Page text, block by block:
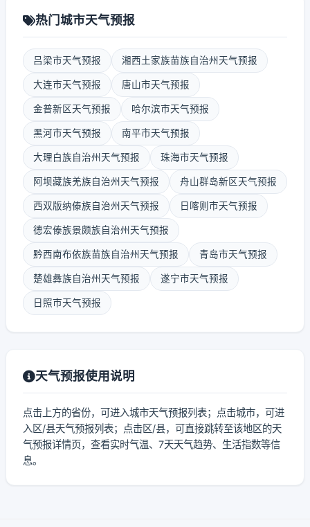
热门城市天气预报
吕梁市天气预报 湘西土家族苗族自治州天气预报
大连市天气预报 唐山市天气预报
金普新区天气预报 哈尔滨市天气预报
黑河市天气预报 南平市天气预报
大理白族自治州天气预报 珠海市天气预报
阿坝藏族羌族自治州天气预报 舟山群岛新区天气预报
西双版纳傣族自治州天气预报 日喀则市天气预报
德宏傣族景颇族自治州天气预报
黔西南布依族苗族自治州天气预报 青岛市天气预报
楚雄彝族自治州天气预报 遂宁市天气预报
日照市天气预报
天气预报使用说明
点击上方的省份，可进入城市天气预报列表；点击城市，可进
入区/县天气预报列表；点击区/县，可直接跳转至该地区的天
气预报详情页，查看实时气温、7天天气趋势、生活指数等信
息。